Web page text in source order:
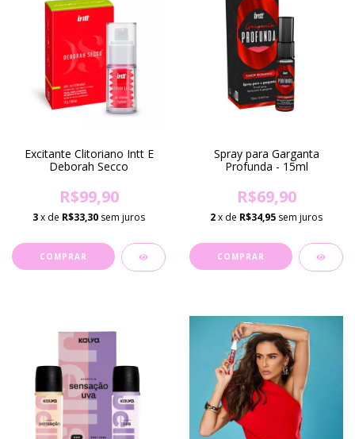
Excitante Clitoriano Intt E
Deborah Secco
R$99,90
3x de R$33,30 sem juros
Spray para Garganta
Profunda - 15ml
R$69,90
2x de R$34,95 sem juros
COMPRAR